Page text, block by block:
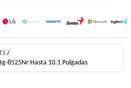
/
8525Nr Hasta 10.1 Pulgadas